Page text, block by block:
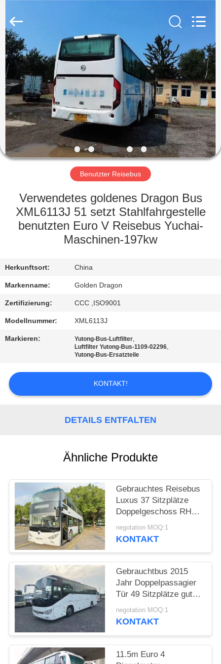
HAUS
PRODUKTE
ÜBER
UNS
FABRIK-
QUALITÄTSKONTROLLE
MIT
UNS
IN
VERBINDUNG
SIE EIN
DATENSCHUTZRICHTLINIE
LTD..
Rights
Reserved.
Benutzter Reisebus
Verwendetes goldenes Dragon Bus
XML6113J 51 setzt Stahlfahrgestelle
benutzten Euro V Reisebus Yuchai-
Maschinen-197kw
Herkunftsort: China
Markenname: Golden Dragon
Zertifizierung: CCC ,ISO9001
Modellnummer: XML6113J
Markieren: Yutong-Bus-Luftfilter,
Luftfilter Yutong-Bus-1109-02296,
Yutong-Bus-Ersatzteile
KONTAKT!
DETAILS ENTFALTEN
Ähnliche Produkte
Gebrauchtes Reisebus
Luxus 37 Sitzplätze
Doppelgeschoss RHD
Weichai Motor Diesel
Bus Bus Sunlong
negotation MOQ:1
KONTAKT
Gebrauchtbus 2015
Jahr Doppelpassagier
Tür 49 Sitzplätze gute
Klimaanlage
negotation MOQ:1
KONTAKT
11.5m Euro 4